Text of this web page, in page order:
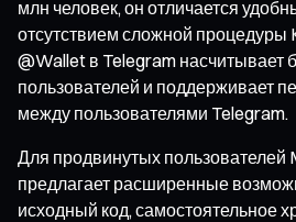
млн человек, он отличается
отсутствием сложной процедуры
@Wallet в Telegram насчитывает
пользователей и поддерживает
между пользователями Telegram.
Для продвинутых пользователей
предлагает расширенные
исходный код, самостоятельное